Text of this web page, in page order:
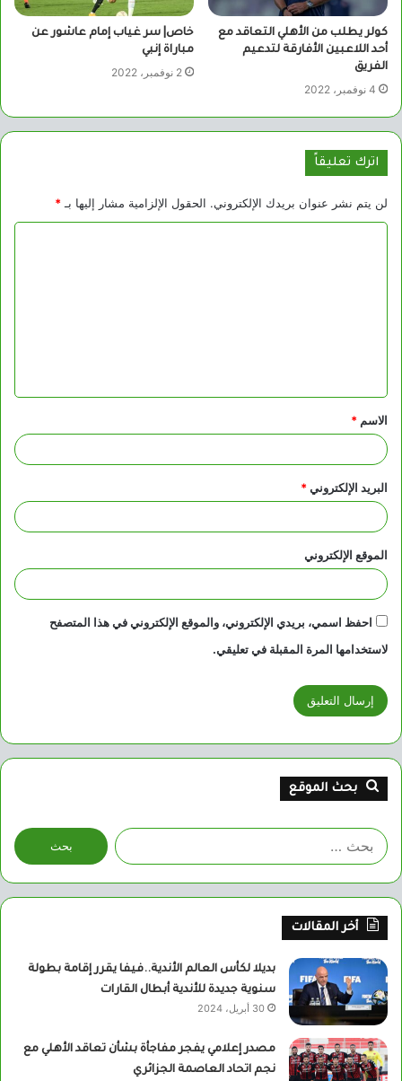
كولر يطلب من الأهلي التعاقد مع
أحد اللاعبين الأفارقة لتدعيم
الفريق
4 نوفمبر، 2022
خاص| سر غياب إمام عاشور عن
مباراة إنبي
2 نوفمبر، 2022
اترك تعليقاً
لن يتم نشر عنوان بريدك الإلكتروني. الحقول الإلزامية مشار إليها بـ*
ق
*
الاسم *
البريد الإلكتروني*
الموقع الإلكتروني
احفظ اسمي، بريدي الإلكتروني، والموقع الإلكتروني في هذا المتصفح
لاستخدامها المرة المقبلة في تعليقي.
بحث الموقع
البحث
عن:
أخر المقالات
بديلا لكأس العالم الأندية..فيفا يقرر إقامة بطولة
سنوية جديدة للأندية أبطال القارات
30 أبريل، 2024
مصدر إعلامي يفجر مفاجأة بشأن تعاقد الأهلي مع
نجم اتحاد العاصمة الجزائري